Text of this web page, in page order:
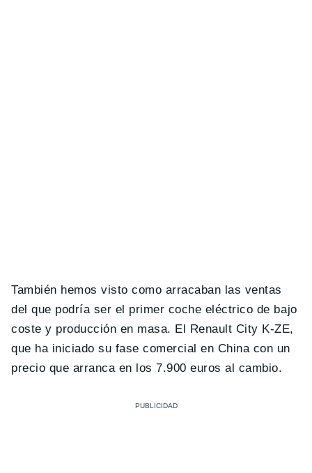
También hemos visto como arracaban las ventas
del que podría ser el primer coche eléctrico de bajo
coste y producción en masa. El Renault City K-ZE,
que ha iniciado su fase comercial en China con un
precio que arranca en los 7.900 euros al cambio.